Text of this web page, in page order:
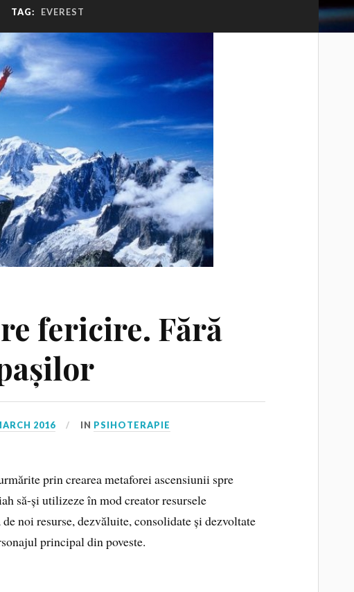
TAG: EVEREST
fericire. Fără
2016 IN PSIHOTERAPIE
prin crearea metaforei ascensiunii spre
să-și utilizeze în mod creator resursele
noi resurse, dezvăluite, consolidate și dezvoltate
principal din poveste.